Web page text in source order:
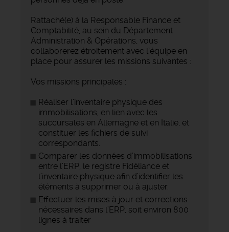
Rattaché(e) à la Responsable Finance et
Comptabilité, au sein du Département
Administration & Opérations, vous
collaborerez étroitement avec l’équipe en
place pour assurer les missions suivantes :
Vos missions principales :
Réaliser l’inventaire physique des
immobilisations, en lien avec les
succursales en Allemagne et en Italie, et
constituer les fichiers de suivi
correspondants.
Comparer les données d’immobilisations
entre l’ERP, le registre Fidéliance et
l’inventaire physique afin d’identifier les
éléments à supprimer ou à ajuster.
Effectuer les mises à jour et corrections
nécessaires dans l’ERP, soit environ 800
lignes à traiter